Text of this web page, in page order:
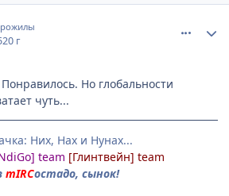
20 г
Но глобальности
чуть...
Них, Нах и Нунах...
team [Глинтвейн] team
mIRCостадо, сынок!